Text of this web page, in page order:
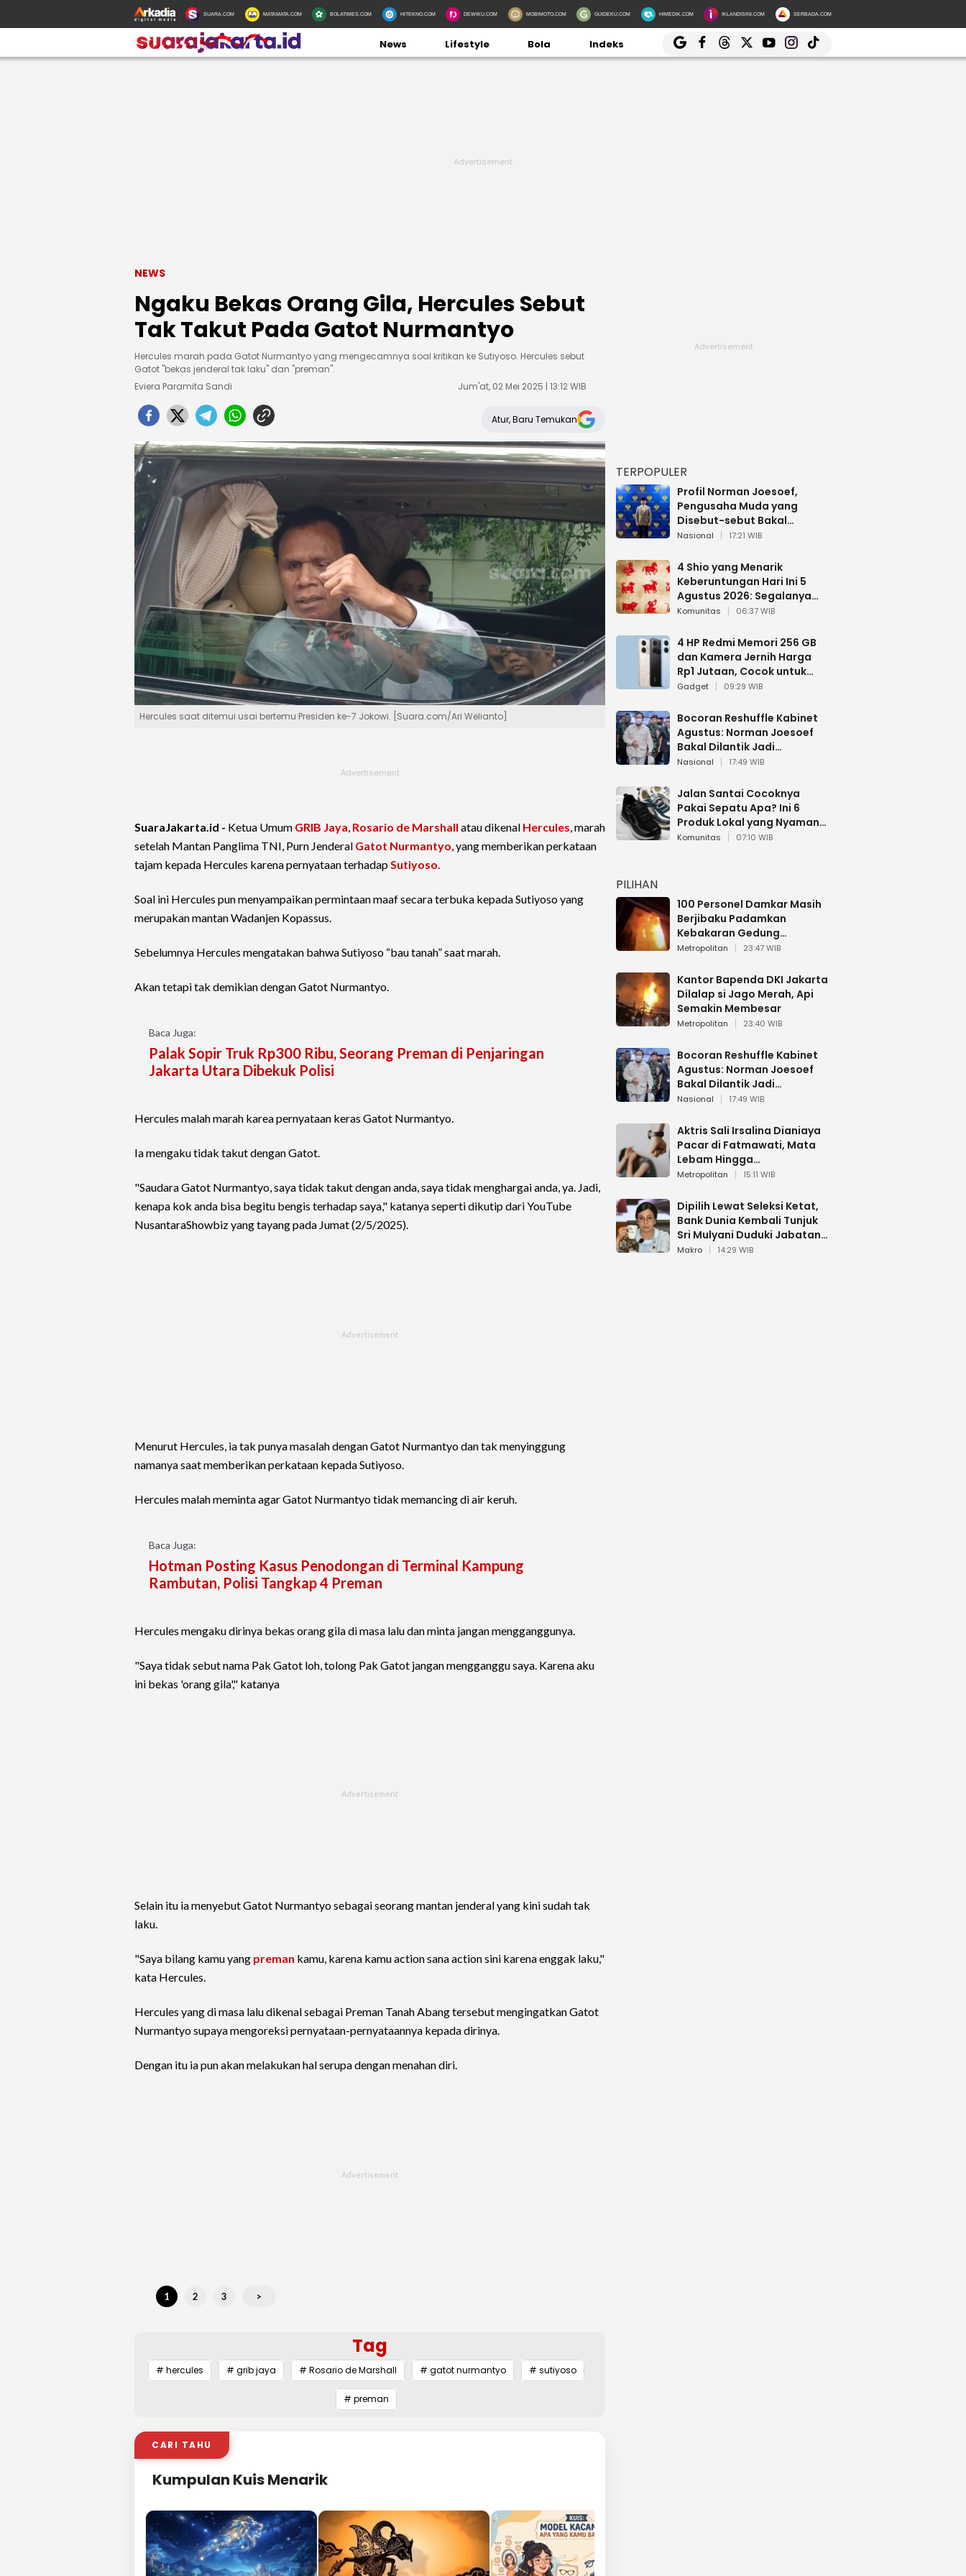
SUARA.COM MATAMATA.COM BOLATIMES.COM HITEKNO.COM DEWIKU.COM MOBIMOTO.COM GUIDEKU.COM HIMEDIK.COM IKLANDISINI.COM SERBADA.COM
News Lifestyle Bola Indeks
NEWS
Ngaku Bekas Orang Gila, Hercules Sebut
Tak Takut Pada Gatot Nurmantyo
Hercules marah pada Gatot Nurmantyo yang mengecamnya soal kritikan ke Sutiyoso. Hercules sebut
Gatot "bekas jenderal tak laku" dan "preman".
Eviera Paramita Sandi
Jum'at, 02 Mei 2025 | 13:12 WIB
Atur, Baru Temukan
Hercules saat ditemui usai bertemu Presiden ke-7 Jokowi. [Suara.com/Ari Welianto]
SuaraJakarta.id - Ketua Umum GRIB Jaya, Rosario de Marshall atau dikenal Hercules, marah
setelah Mantan Panglima TNI, Purn Jenderal Gatot Nurmantyo, yang memberikan perkataan
tajam kepada Hercules karena pernyataan terhadap Sutiyoso.
Soal ini Hercules pun menyampaikan permintaan maaf secara terbuka kepada Sutiyoso yang
merupakan mantan Wadanjen Kopassus.
Sebelumnya Hercules mengatakan bahwa Sutiyoso “bau tanah” saat marah.
Akan tetapi tak demikian dengan Gatot Nurmantyo.
Baca Juga:
Palak Sopir Truk Rp300 Ribu, Seorang Preman di Penjaringan
Jakarta Utara Dibekuk Polisi
Hercules malah marah karea pernyataan keras Gatot Nurmantyo.
Ia mengaku tidak takut dengan Gatot.
"Saudara Gatot Nurmantyo, saya tidak takut dengan anda, saya tidak menghargai anda, ya. Jadi,
kenapa kok anda bisa begitu bengis terhadap saya," katanya seperti dikutip dari YouTube
NusantaraShowbiz yang tayang pada Jumat (2/5/2025).
Menurut Hercules, ia tak punya masalah dengan Gatot Nurmantyo dan tak menyinggung
namanya saat memberikan perkataan kepada Sutiyoso.
Hercules malah meminta agar Gatot Nurmantyo tidak memancing di air keruh.
Baca Juga:
Hotman Posting Kasus Penodongan di Terminal Kampung
Rambutan, Polisi Tangkap 4 Preman
Hercules mengaku dirinya bekas orang gila di masa lalu dan minta jangan mengganggunya.
"Saya tidak sebut nama Pak Gatot loh, tolong Pak Gatot jangan mengganggu saya. Karena aku
ini bekas 'orang gila'," katanya
Selain itu ia menyebut Gatot Nurmantyo sebagai seorang mantan jenderal yang kini sudah tak
laku.
"Saya bilang kamu yang preman kamu, karena kamu action sana action sini karena enggak laku,"
kata Hercules.
Hercules yang di masa lalu dikenal sebagai Preman Tanah Abang tersebut mengingatkan Gatot
Nurmantyo supaya mengoreksi pernyataan-pernyataannya kepada dirinya.
Dengan itu ia pun akan melakukan hal serupa dengan menahan diri.
1 2 3 >
Tag
# hercules # grib jaya # Rosario de Marshall # gatot nurmantyo # sutiyoso
# preman
CARI TAHU
Kumpulan Kuis Menarik
TERPOPULER
Profil Norman Joesoef,
Pengusaha Muda yang
Disebut-sebut Bakal
Dilantik Jadi Wamenhan RI
Nasional 17:21 WIB
4 Shio yang Menarik
Keberuntungan Hari Ini 5
Agustus 2026: Segalanya
Berjalan Lancar
Komunitas 06:37 WIB
4 HP Redmi Memori 256 GB
dan Kamera Jernih Harga
Rp1 Jutaan, Cocok untuk
Multitasking
Gadget 09:29 WIB
Bocoran Reshuffle Kabinet
Agustus: Norman Joesoef
Bakal Dilantik Jadi
Wamenhan RI
Nasional 17:49 WIB
Jalan Santai Cocoknya
Pakai Sepatu Apa? Ini 6
Produk Lokal yang Nyaman
Buat 17 Agustusan
Komunitas 07:10 WIB
PILIHAN
100 Personel Damkar Masih
Berjibaku Padamkan
Kebakaran Gedung
Bapenda DKI
Metropolitan 23:47 WIB
Kantor Bapenda DKI Jakarta
Dilalap si Jago Merah, Api
Semakin Membesar
Metropolitan 23:40 WIB
Bocoran Reshuffle Kabinet
Agustus: Norman Joesoef
Bakal Dilantik Jadi
Wamenhan RI
Nasional 17:49 WIB
Aktris Sali Irsalina Dianiaya
Pacar di Fatmawati, Mata
Lebam Hingga
Diselamatkan Polantas
Metropolitan 15:11 WIB
Dipilih Lewat Seleksi Ketat,
Bank Dunia Kembali Tunjuk
Sri Mulyani Duduki Jabatan
Strategis
Makro 14:29 WIB